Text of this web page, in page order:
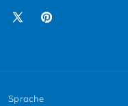
X (Twitter)
Pinterest
Sprache